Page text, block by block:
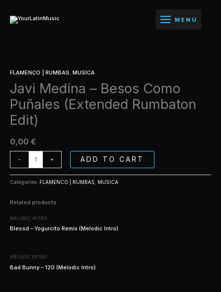
contenido
MENU
FLAMENCO | RUMBAS, MUSICA
Javi Medina – Besos Como
Puñales (Extended Rumbaton
Edit)
0,00 €
-
Medina
Besos
Como
Puñales
(Extended
Edit)
quantity
+
ADD TO CART
Categories: FLAMENCO | RUMBAS MUSICA
Related products
MELODIC INTRO
Blessd – Yogurcito Remix (Melodic Intro)
MELODIC INTRO
Bad Bunny – 120 (Melodic Intro)
Como
Puñales